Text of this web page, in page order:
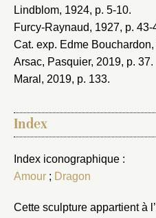
Lindblom, 1924, p. 5-10.
Furcy-Raynaud, 1927, p. 43-
Cat. exp. Edme
Arsac, Pasquier, 2019, p. 37.
Maral, 2019, p. 133.
Index
Index iconographique :
Amour ; Dragon
Cette sculpture appartient à